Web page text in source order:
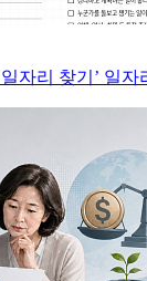
자리 찾기’ 일자